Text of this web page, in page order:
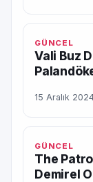
GÜNCEL
Vali Buz
15 Aralık
GÜNCEL
The
Demirel